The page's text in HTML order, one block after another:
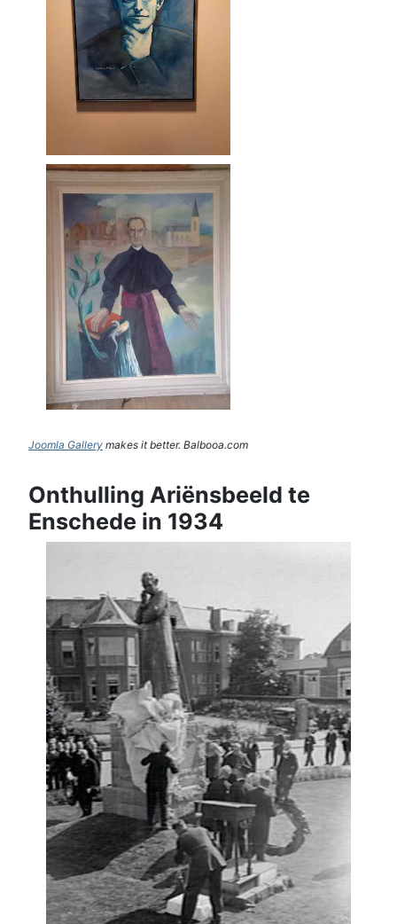
Joomla Gallery makes it better. Balbooa.com
Onthulling Ariënsbeeld te
Enschede in 1934